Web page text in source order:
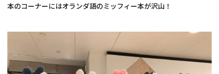
本のコーナーにはオランダ語のミッフィー本が沢山！